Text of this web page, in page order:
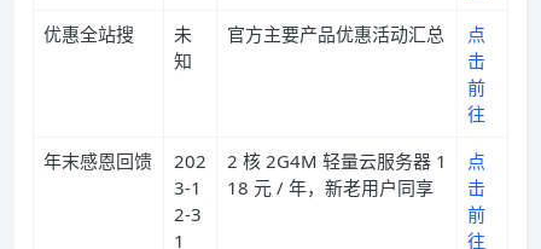
优惠全站搜
未
知
官方主要产品优惠活动汇总
点
击
前
往
年末感恩回馈
202
3-1
2-3
1
2 核 2G4M 轻量云服务器 1
18 元 / 年，新老用户同享
点
击
前
往